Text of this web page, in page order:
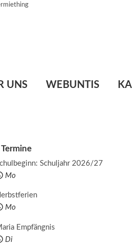
UNS WEBUNTIS
Schuljahr 2026/27
Mo
Mo
Empfängnis
Di